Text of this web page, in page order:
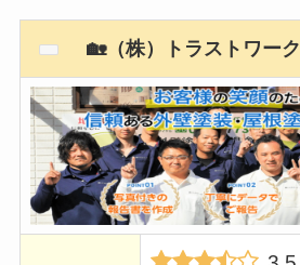
🏡（株）トラストワーク